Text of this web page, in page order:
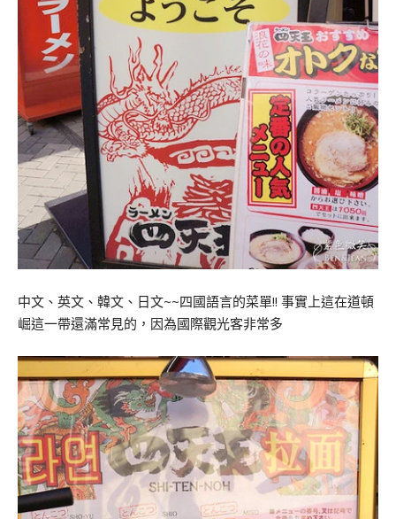
中文、英文、韓文、日文~~四國語言的菜單!! 事實上這在道頓
崛這一帶還滿常見的，因為國際觀光客非常多